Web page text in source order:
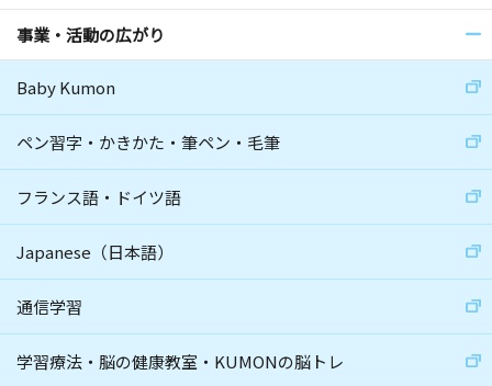
事業・活動の広がり
Baby Kumon
ペン習字・かきかた・筆ペン・毛筆
フランス語・ドイツ語
Japanese（日本語）
通信学習
学習療法・脳の健康教室・KUMONの脳トレ